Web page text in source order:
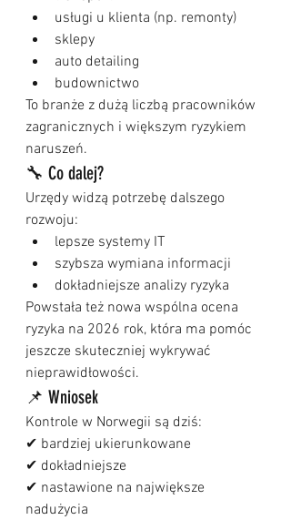
usługi u klienta (np. remonty)
sklepy
auto detailing
budownictwo
To branże z dużą liczbą pracowników
zagranicznych i większym ryzykiem
naruszeń.
🔧 Co dalej?
Urzędy widzą potrzebę dalszego
rozwoju:
lepsze systemy IT
szybsza wymiana informacji
dokładniejsze analizy ryzyka
Powstała też nowa wspólna ocena
ryzyka na 2026 rok, która ma pomóc
jeszcze skuteczniej wykrywać
nieprawidłowości.
📌 Wniosek
Kontrole w Norwegii są dziś:
✔ bardziej ukierunkowane
✔ dokładniejsze
✔ nastawione na największe
nadużycia